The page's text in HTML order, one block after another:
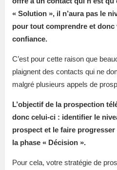
« Solution », il n’aura pas le
pour tout comprendre et donc
confiance.
C’est pour cette raison que
plaignent des contacts qui ne
malgré plusieurs appels de
L’objectif de la prospection
donc celui-ci : identifier le
prospect et le faire progresser
la phase « Décision ».
Pour cela, votre stratégie de